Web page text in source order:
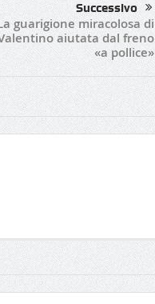
Successivo
guarigione miracolosa di
aiutata dal freno
«a pollice»